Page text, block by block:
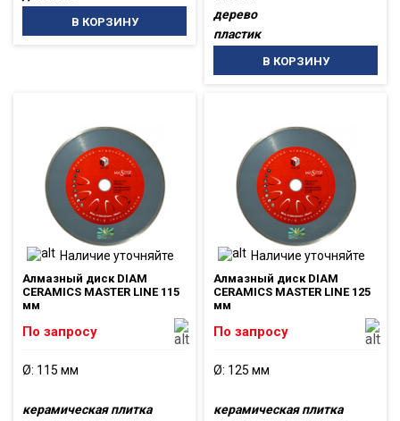
В КОРЗИНУ
дерево
пластик
В КОРЗИНУ
Наличие уточняйте
Алмазный диск DIAM
CERAMICS MASTER LINE 115
мм
По запросу
Ø: 115 мм
керамическая плитка
Наличие уточняйте
Алмазный диск DIAM
CERAMICS MASTER LINE 125
мм
По запросу
Ø: 125 мм
керамическая плитка